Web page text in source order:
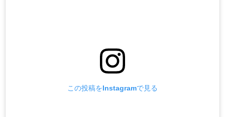
この投稿をInstagramで見る